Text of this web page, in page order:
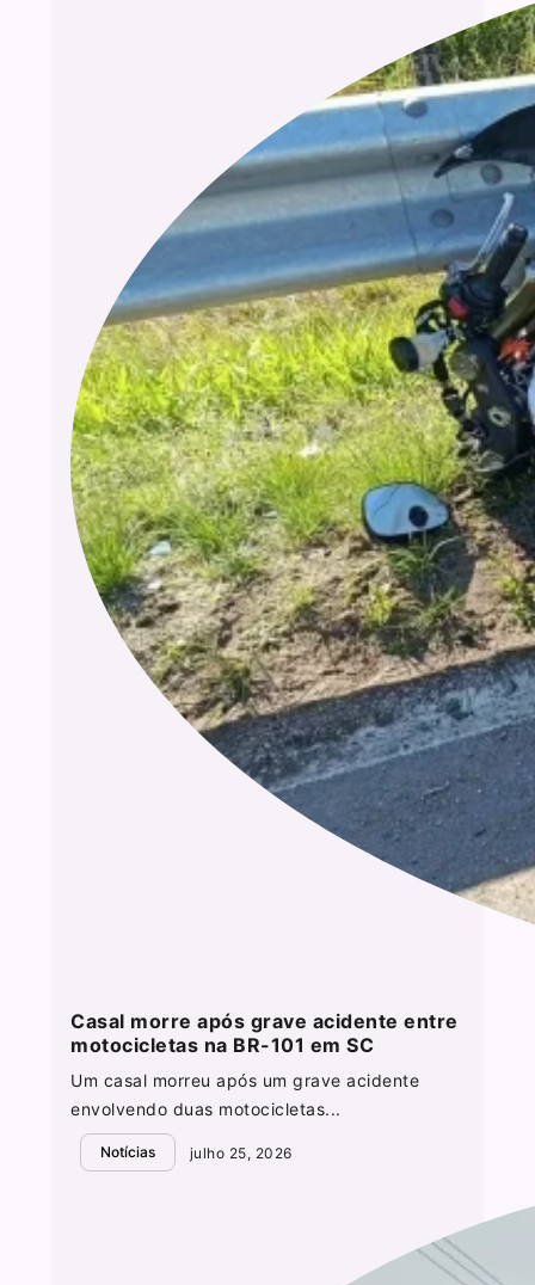
Casal morre após grave acidente entre
motocicletas na BR-101 em SC
Um casal morreu após um grave acidente
envolvendo duas motocicletas...
Notícias julho 25, 2026